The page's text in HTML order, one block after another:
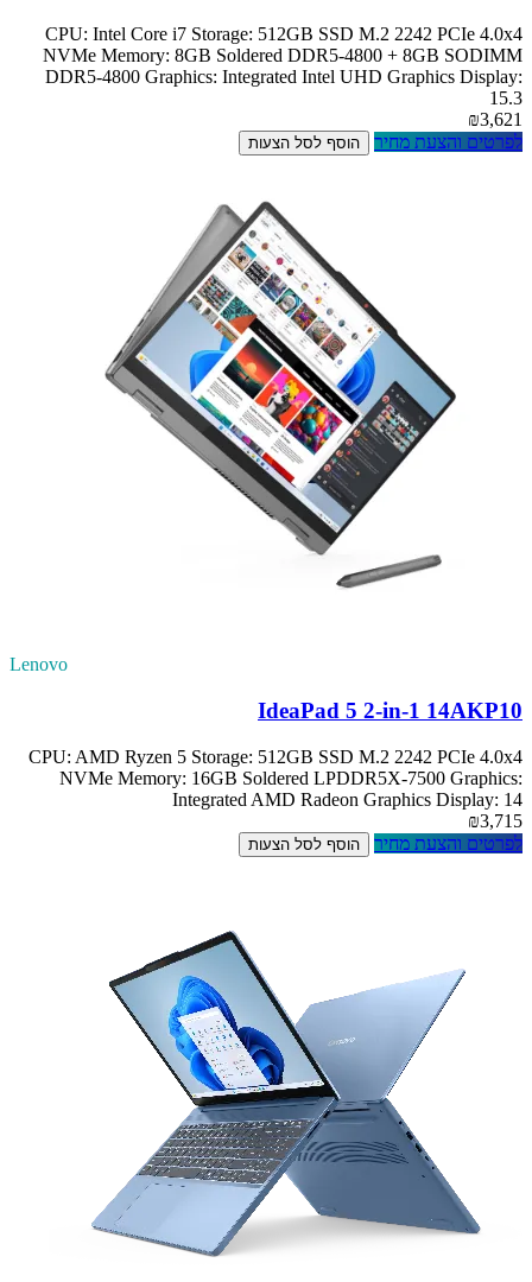
CPU: Intel Core i7 Storage: 512GB SSD M.2 2242 PCIe 4.0x4
NVMe Memory: 8GB Soldered DDR5-4800 + 8GB SODIMM
DDR5-4800 Graphics: Integrated Intel UHD Graphics Display:
15.3
₪3,621
לפרטים והצעת מחיר
הוסף לסל הצעות
Lenovo
IdeaPad 5 2-in-1 14AKP10
CPU: AMD Ryzen 5 Storage: 512GB SSD M.2 2242 PCIe 4.0x4
NVMe Memory: 16GB Soldered LPDDR5X-7500 Graphics:
Integrated AMD Radeon Graphics Display: 14
₪3,715
לפרטים והצעת מחיר
הוסף לסל הצעות